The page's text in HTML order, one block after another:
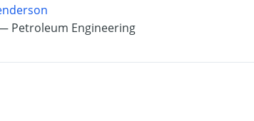
Petroleum Engineering